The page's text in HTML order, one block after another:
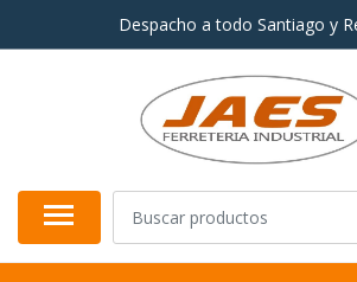
Despacho a todo Santiago y